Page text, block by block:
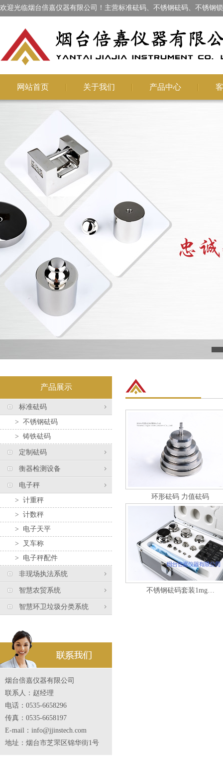
欢迎光临烟台倍嘉仪器有限公司！主营标准砝码、不锈钢砝码、不锈钢
网站首页 关于我们 产品中心
产品展示
标准砝码
> 不锈钢砝码
> 铸铁砝码
定制砝码
衡器检测设备
电子秤
> 计重秤
> 计数秤
> 电子天平
>
叉车称
> 电子秤配件
非现场执法系统
智慧农贸系统
智慧环卫垃圾分类系统
烟台倍嘉仪器有限公司
联系人：赵经理
电话：0535-6658296
传真：0535-6658197
E-mail：info@jjinstech.com
地址：烟台市芝罘区锦华街1号
环形砝码 力值砝码
不锈钢砝码套装1mg…